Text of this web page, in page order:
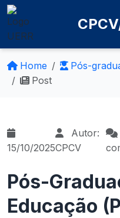
Home Pós-
Post
15/10/2025
Autor:
CPCV
Pós-
Educação